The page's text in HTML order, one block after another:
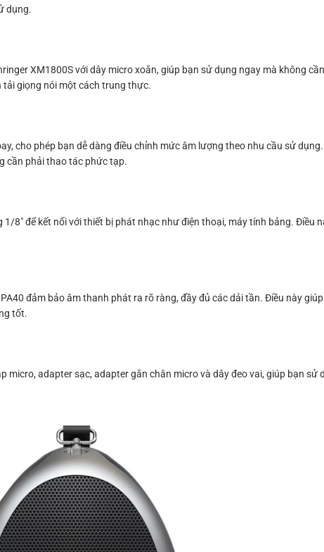
dụng.
XM1800S với dây micro xoắn, giúp bạn sử dụng ngay mà không
tải giọng nói một cách trung thực.
cho phép bạn dễ dàng điều chỉnh mức âm lượng theo nhu cầu sử
cần phải thao tác phức tạp.
8″ để kết nối với thiết bị phát nhạc như điện thoại, máy tính bảng. Điều
đảm bảo âm thanh phát ra rõ ràng, đầy đủ các dải tần. Điều này
tốt.
micro, adapter sạc, adapter gắn chân micro và dây đeo vai, giúp bạn sử